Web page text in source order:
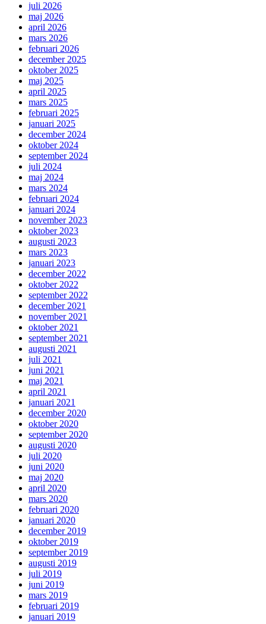
juli 2026
maj 2026
april 2026
mars 2026
februari 2026
december 2025
oktober 2025
maj 2025
april 2025
mars 2025
februari 2025
januari 2025
december 2024
oktober 2024
september 2024
juli 2024
maj 2024
mars 2024
februari 2024
januari 2024
november 2023
oktober 2023
augusti 2023
mars 2023
januari 2023
december 2022
oktober 2022
september 2022
december 2021
november 2021
oktober 2021
september 2021
augusti 2021
juli 2021
juni 2021
maj 2021
april 2021
januari 2021
december 2020
oktober 2020
september 2020
augusti 2020
juli 2020
juni 2020
maj 2020
april 2020
mars 2020
februari 2020
januari 2020
december 2019
oktober 2019
september 2019
augusti 2019
juli 2019
juni 2019
mars 2019
februari 2019
januari 2019